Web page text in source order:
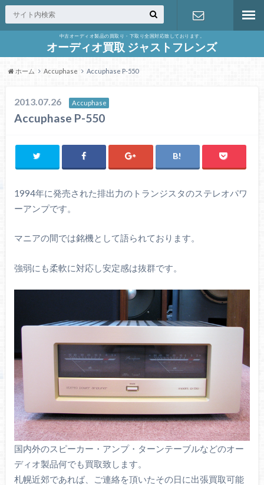
中古オーディオ製品の買取り・下取り全国対応致しております。
オーディオ買取 ジャストフレンズ
お問合せ
ホーム Accuphase Accuphase P-550
2013.07.26 Accuphase
Accuphase P-550
1994年に発売された排出力のトランジスタのステレオパワ
ーアンプです。
マニアの間では銘機として語られております。
強弱にも柔軟に対応し安定感は抜群です。
国内外のスピーカー・アンプ・ターンテーブルなどのオー
ディオ製品何でも買取致します。
札幌近郊であれば、ご連絡を頂いたその日に出張買取可能